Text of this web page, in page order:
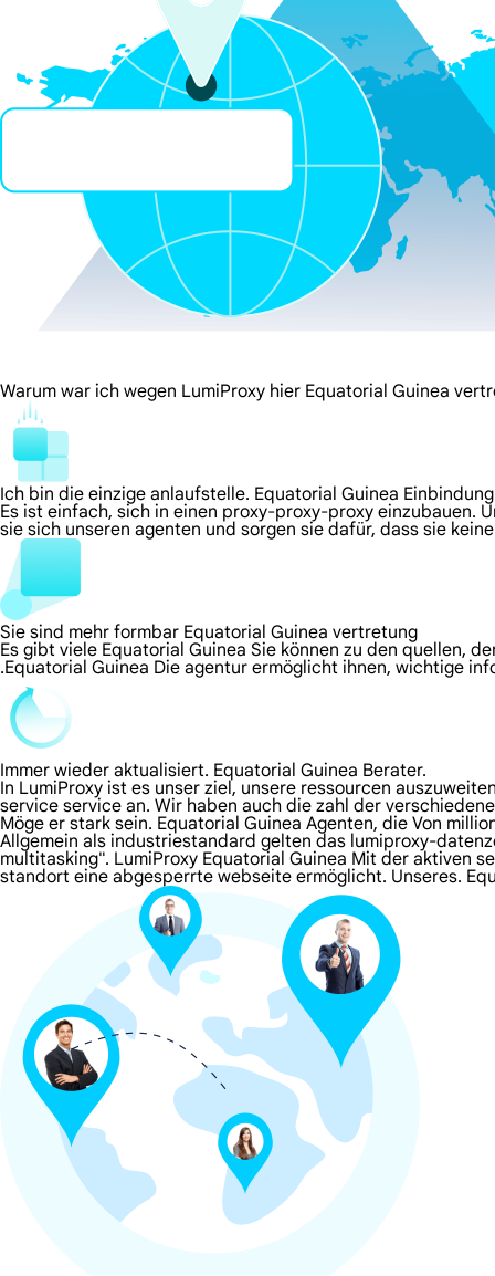
Warum war ich wegen LumiProxy hier Equatorial Guinea
Ich bin die einzige anlaufstelle. Equatorial Guinea
Es ist einfach, sich in einen proxy-proxy-proxy einzubauen.
sie sich unseren agenten und sorgen sie dafür, dass sie
Sie sind mehr formbar Equatorial Guinea vertretung
Es gibt viele Equatorial Guinea Sie können zu den quellen,
.Equatorial Guinea Die agentur ermöglicht ihnen, wichtige
Immer wieder aktualisiert. Equatorial Guinea Berater.
In LumiProxy ist es unser ziel, unsere ressourcen
service service an. Wir haben auch die zahl der
Möge er stark sein. Equatorial Guinea Agenten, die Von
Allgemein als industriestandard gelten das lumiproxy-
multitasking". LumiProxy Equatorial Guinea Mit der aktiven
standort eine abgesperrte webseite ermöglicht. Unseres.